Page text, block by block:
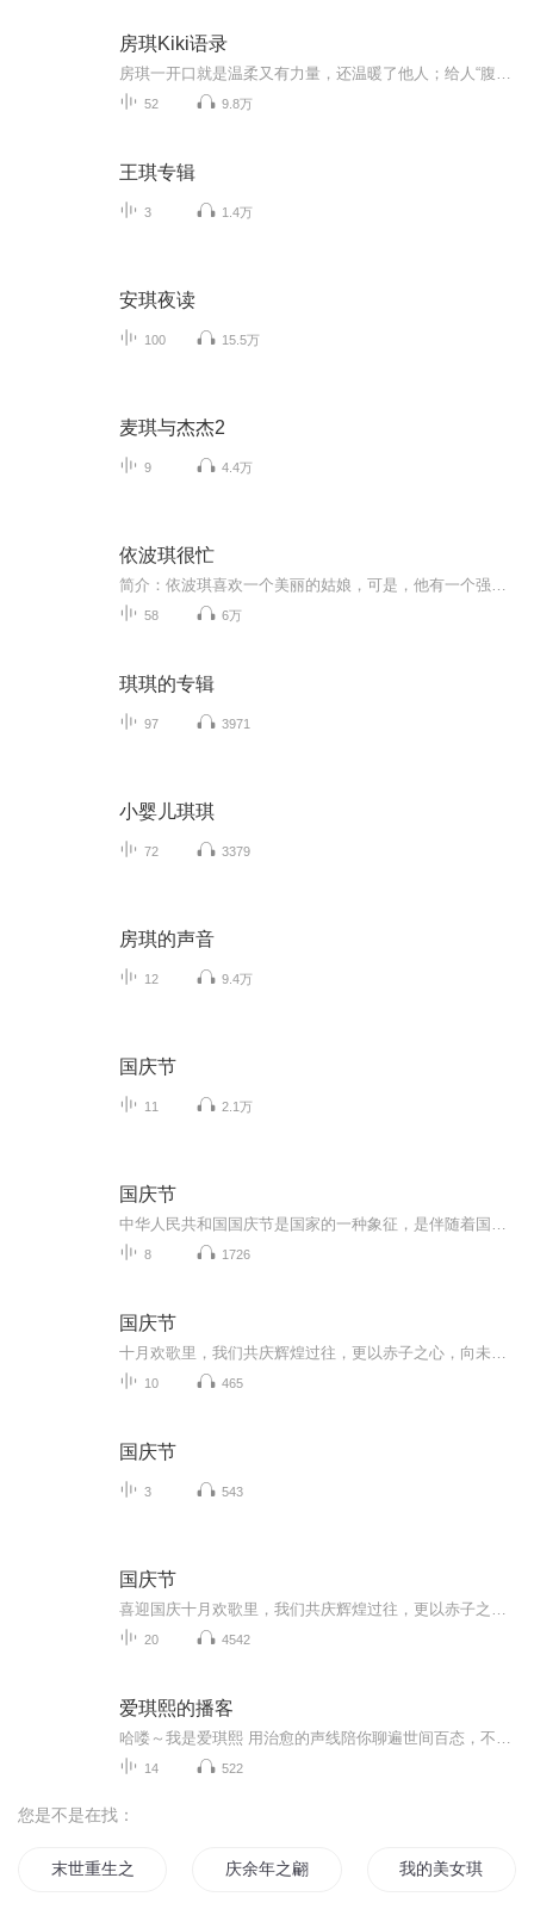
房琪Kiki语录
52 9.8万
王琪专辑
3 1.4万
安琪夜读
100 15.5万
麦琪与杰杰2
9 4.4万
依波琪很忙
58 6万
琪琪的专辑
97 3971
小婴儿琪琪
72 3379
房琪的声音
12 9.4万
国庆节
11 2.1万
国庆节
8 1726
国庆节
10 465
国庆节
3 543
国庆节
20 4542
爱琪熙的播客
14 522
您是不是在找：
末世重生之皇者风范 庆余年之翩翩范思辙 我的美女琪宝